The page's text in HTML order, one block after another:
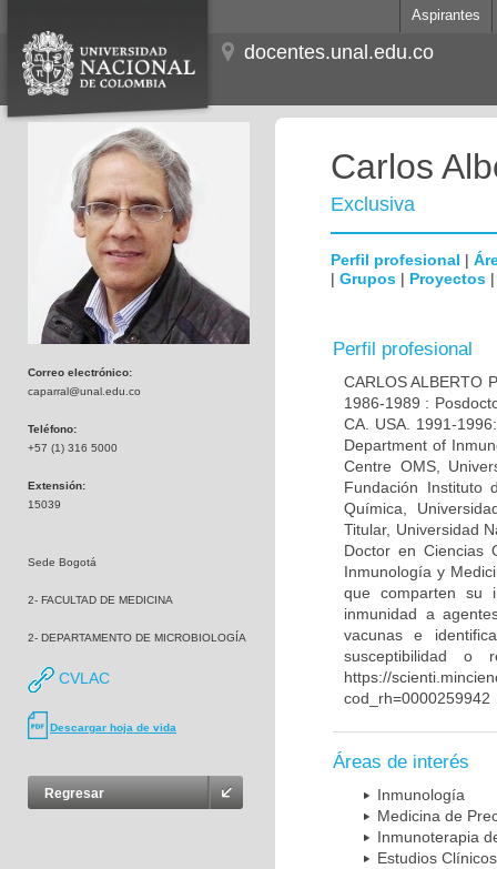
Aspirantes
docentes.unal.edu.co
Correo electrónico:
caparral@unal.edu.co
Teléfono:
+57 (1) 316 5000
Extensión:
15039
Sede Bogotá
2- FACULTAD DE MEDICINA
2- DEPARTAMENTO DE MICROBIOLOGÍA
CVLAC
Descargar hoja de vida
Regresar
Carlos
Exclusiva
Perfil profesional |
| Grupos | Proyectos
Perfil profesional
CARLOS ALBERTO
1986-1989 :
CA. USA. 1991-
Department of
Centre OMS,
Fundación Instituto
Química,
Titular, Universidad
Doctor en Ciencias
Inmunología y
que comparten su
inmunidad a
vacunas e
susceptibilidad o
https://
cod_rh=0000259942
Áreas de interés
Inmunología
Medicina de
Inmunoterapia
Estudios Clínicos